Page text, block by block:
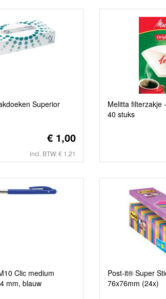
Superior
€ 1,00
incl. BTW: € 1,21
Melitta filterzakje
40 stuks
Clic medium
mm, blauw
Post-it® Super
76x76mm (24x)